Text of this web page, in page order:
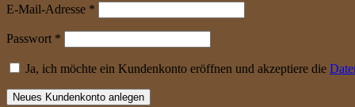
E-Mail-Adresse *
Passwort *
Ja, ich möchte ein Kundenkonto eröffnen und akzeptiere die
Neues Kundenkonto anlegen